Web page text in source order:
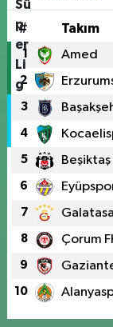
# Takım
1 Amed
2
3
4
5 Beşiktaş
6
7
8 Çorum
9
10